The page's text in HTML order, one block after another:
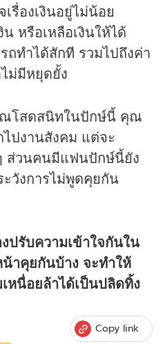
รื่องเงินอยู่ไม่น้อย
หรือเหลือเงินให้ได้
ถทำได้สักที รวมไปถึงค่า
ม่มีหยุดยั้ง
โสดสนิทในปักษ์นี้ คุณ
ปงานสังคม แต่จะ
ส่วนคนมีแฟนปักษ์นี้ยัง
วังการไม่พูดคุยกัน
ปรับความเข้าใจกันใน
าคุยกันบ้าง จะทำให้
หนื่อยล้าได้เป็นปลิดทิ้ง
Copy link